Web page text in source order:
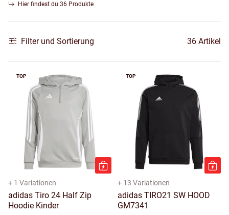
Hier findest du 36 Produkte
Filter und Sortierung 36 Artikel
TOP
+ 1 Variationen
adidas Tiro 24 Half Zip
Hoodie Kinder
TOP
+ 13 Variationen
adidas TIRO21 SW HOOD
GM7341